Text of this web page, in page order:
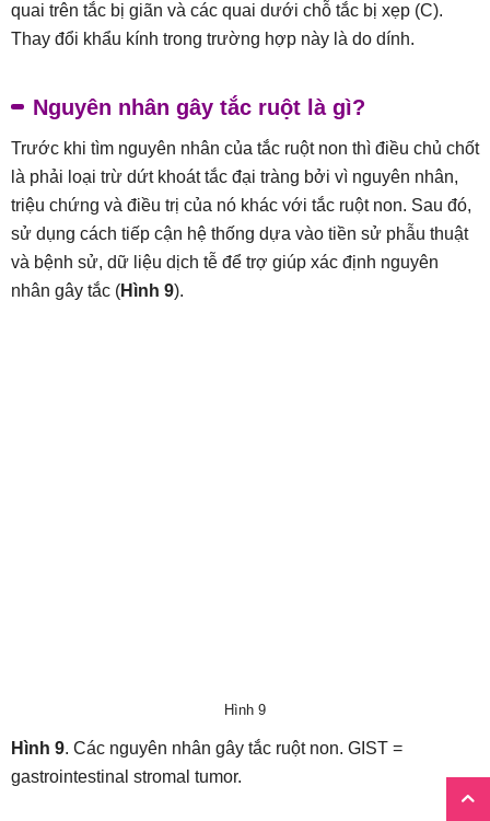
quai trên tắc bị giãn và các quai dưới chỗ tắc bị xẹp (C).
Thay đổi khẩu kính trong trường hợp này là do dính.
Nguyên nhân gây tắc ruột là gì?
Trước khi tìm nguyên nhân của tắc ruột non thì điều chủ chốt
là phải loại trừ dứt khoát tắc đại tràng bởi vì nguyên nhân,
triệu chứng và điều trị của nó khác với tắc ruột non. Sau đó,
sử dụng cách tiếp cận hệ thống dựa vào tiền sử phẫu thuật
và bệnh sử, dữ liệu dịch tễ để trợ giúp xác định nguyên
nhân gây tắc (Hình 9).
Hình 9
Hình 9. Các nguyên nhân gây tắc ruột non. GIST =
gastrointestinal stromal tumor.